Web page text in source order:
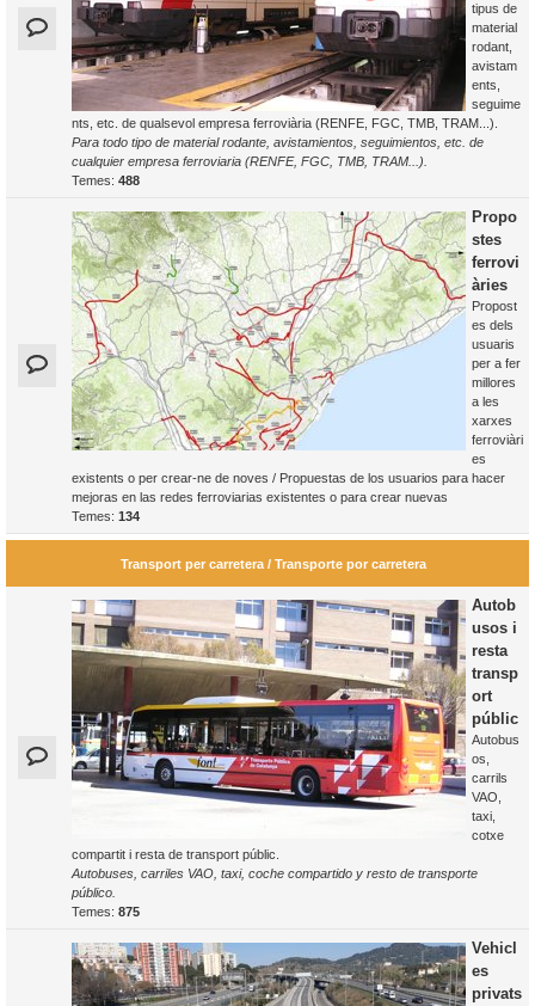
tipus de
material
rodant,
avistam
ents,
seguime
nts, etc. de qualsevol empresa ferroviària (RENFE, FGC, TMB, TRAM...).
Para todo tipo de material rodante, avistamientos, seguimientos, etc. de
cualquier empresa ferroviaria (RENFE, FGC, TMB, TRAM...).
Temes: 488
Propo
stes
ferrovi
àries
Propost
es dels
usuaris
per a fer
millores
a les
xarxes
ferroviàri
es
existents o per crear-ne de noves / Propuestas de los usuarios para hacer
mejoras en las redes ferroviarias existentes o para crear nuevas
Temes: 134
Transport per carretera / Transporte por carretera
Autob
usos i
resta
transp
ort
públic
Autobus
os,
carrils
VAO,
taxi,
cotxe
compartit i resta de transport públic.
Autobuses, carriles VAO, taxi, coche compartido y resto de transporte
público.
Temes: 875
Vehicl
es
privats